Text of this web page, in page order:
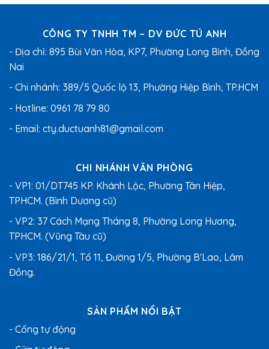
CÔNG TY TNHH TM – DV ĐỨC TÚ ANH
- Địa chỉ: 895 Bùi Văn Hòa, KP7, Phường Long Bình, Đồng
Nai
- Chi nhánh: 389/5 Quốc lộ 13, Phường Hiệp Bình, TP.HCM
- Hotline: 0961 78 79 80
- Email: cty.ductuanh81@gmail.com
CHI NHÁNH VĂN PHÒNG
- VP1: 01/DT745 KP. Khánh Lộc, Phường Tân Hiệp,
TPHCM. (Bình Dương cũ)
- VP2: 37 Cách Mạng Tháng 8, Phường Long Hương,
TPHCM. (Vũng Tàu cũ)
- VP3: 186/21/1, Tổ 11, Đường 1/5, Phường B'Lao, Lâm
Đồng.
SẢN PHẨM NỔI BẬT
- Cổng tự động